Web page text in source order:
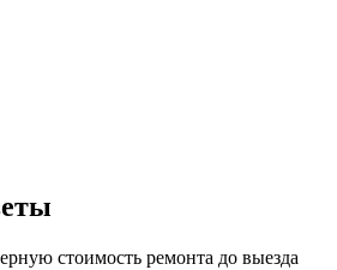
стоимость ремонта до выезда